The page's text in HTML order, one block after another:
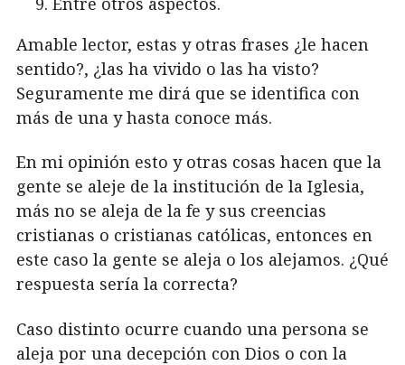
Amable lector, estas y otras frases ¿le hacen
sentido?, ¿las ha vivido o las ha visto?
Seguramente me dirá que se identifica con
más de una y hasta conoce más.
En mi opinión esto y otras cosas hacen que la
gente se aleje de la institución de la Iglesia,
más no se aleja de la fe y sus creencias
cristianas o cristianas católicas, entonces en
este caso la gente se aleja o los alejamos. ¿Qué
respuesta sería la correcta?
Caso distinto ocurre cuando una persona se
aleja por una decepción con Dios o con la